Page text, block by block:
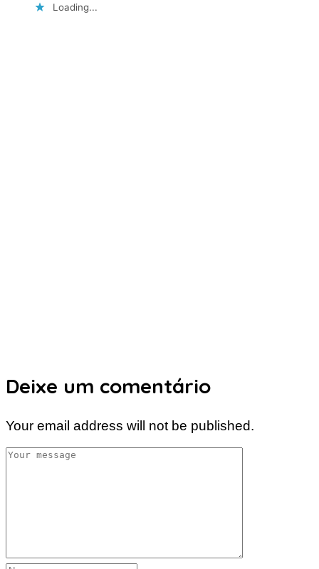
Loading...
Deixe um comentário
Your email address will not be published.